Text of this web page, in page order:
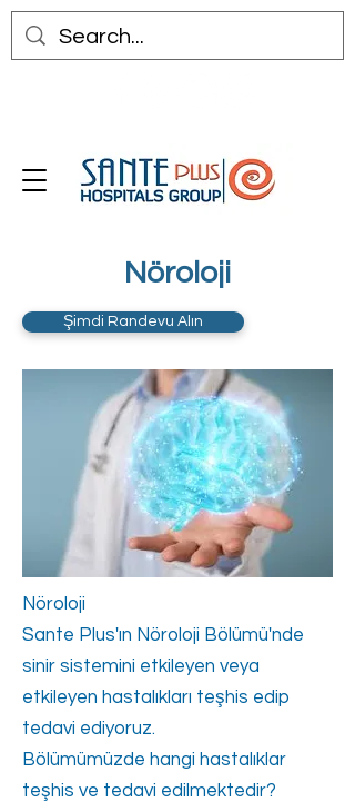
Nöroloji
Şimdi Randevu Alın
Nöroloji
Sante Plus'ın Nöroloji Bölümü'nde
sinir sistemini etkileyen veya
etkileyen hastalıkları teşhis edip
tedavi ediyoruz.
Bölümümüzde hangi hastalıklar
teşhis ve tedavi edilmektedir?